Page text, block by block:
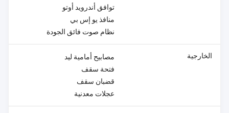
توافق أندرويد أوتو
منافذ يو إس بي
نظام صوت فائق الجودة
الخارجية
مصابيح أمامية ليد
فتحة سقف
قضبان سقف
عجلات معدنية